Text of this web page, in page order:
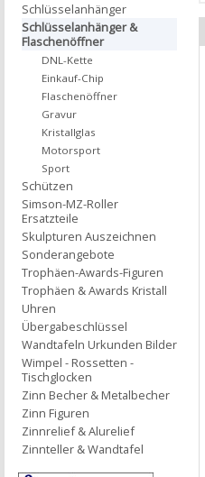
Schlüsselanhänger
Schlüsselanhänger &
Flaschenöffner
DNL-Kette
Einkauf-Chip
Flaschenöffner
Gravur
Kristallglas
Motorsport
Sport
Schützen
Simson-MZ-Roller
Ersatzteile
Skulpturen Auszeichnen
Sonderangebote
Trophäen-Awards-Figuren
Trophäen & Awards Kristall
Uhren
Übergabeschlüssel
Wandtafeln Urkunden Bilder
Wimpel - Rossetten -
Tischglocken
Zinn Becher & Metalbecher
Zinn Figuren
Zinnrelief & Alurelief
Zinnteller & Wandtafel